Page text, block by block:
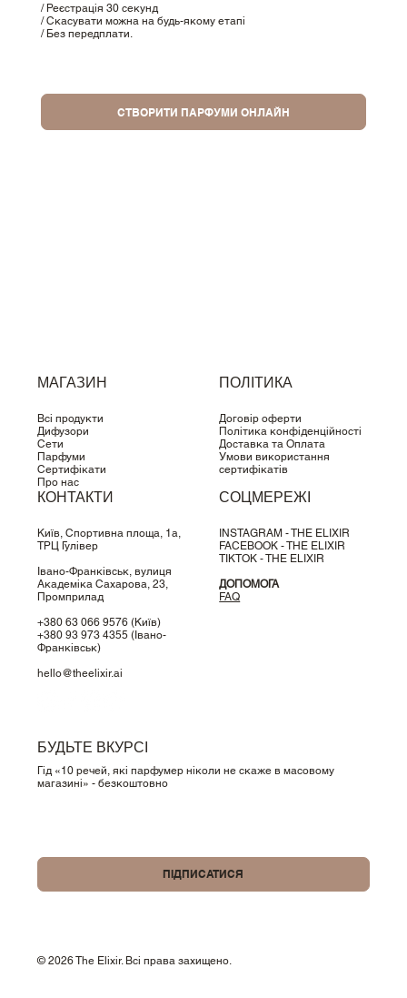
/ Реєстрація 30 секунд
/ Скасувати можна на будь-якому етапі
/ Без передплати.
СТВОРИТИ ПАРФУМИ ОНЛАЙН
МАГАЗИН
Всі продукти
Дифузори
Сети
Парфуми
Сертифікати
Про нас
ПОЛІТИКА
Договір оферти
Політика конфіденційності
Доставка та Оплата
Умови використання
сертифікатів
КОНТАКТИ
Київ, Спортивна площа, 1a,
ТРЦ Гулівер
Івано-Франківськ, вулиця
Академіка Сахарова, 23,
Промприлад
+380 63 066 9576(Київ)
+380 93 973 4355(Івано-
Франківськ)
hello@theelixir.ai
СОЦМЕРЕЖІ
INSTAGRAM - THE ELIXIR
FACEBOOK - THE ELIXIR
TIKTOK - THE ELIXIR
ДОПОМОГА
FAQ
БУДЬТЕ ВКУРСІ
Гід «10 речей, які парфумер ніколи не скаже в масовому
магазині» - безкоштовно
ПІДПИСАТИСЯ
© 2026 The Elixir. Всі права захищено.